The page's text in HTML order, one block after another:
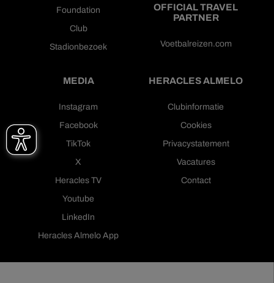
Foundation
Club
Stadionbezoek
OFFICIAL TRAVEL
PARTNER
Voetbalreizen.com
MEDIA
Instagram
Facebook
TikTok
X
Heracles TV
Youtube
LinkedIn
Heracles Almelo App
HERACLES ALMELO
Clubinformatie
Cookies
Privacystatement
Vacatures
Contact